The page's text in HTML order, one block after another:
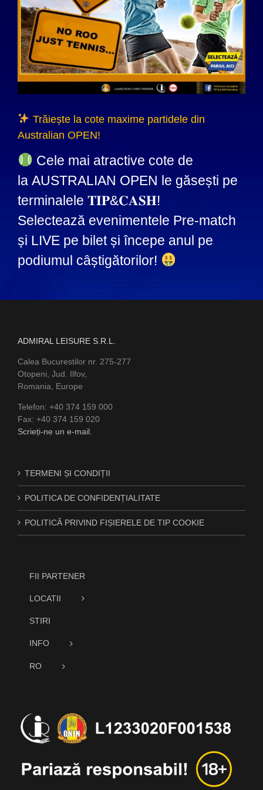
Trăiește la cote maxime partidele din
Australian OPEN!
Cele mai atractive cote de
la AUSTRALIAN OPEN le găsești pe
terminalele 𝐓𝐈𝐏&𝐂𝐀𝐒𝐇!
Selectează evenimentele Pre-match
și LIVE pe bilet și începe anul pe
podiumul câștigătorilor!
ADMIRAL LEISURE S.R.L.
Calea Bucurestilor nr. 275-277
Otopeni, Jud. Ilfov,
Romania, Europe
Telefon: +40 374 159 000
Fax: +40 374 159 020
Scrieți-ne un e-mail.
TERMENI ȘI CONDIȚII
POLITICA DE CONFIDENȚIALITATE
POLITICĂ PRIVIND FIȘIERELE DE TIP COOKIE
FII PARTENER
LOCATII
STIRI
INFO
RO